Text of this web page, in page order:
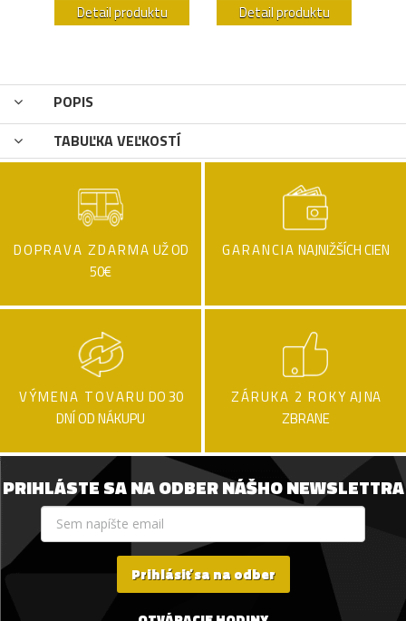
Detail produktu Detail produktu
POPIS
TABUĽKA VEĽKOSTÍ
DOPRAVA ZDARMA UŽ OD
50€
GARANCIA NAJNIŽŠÍCH CIEN
VÝMENA TOVARU DO 30
DNÍ OD NÁKUPU
ZÁRUKA 2 ROKY AJ NA
ZBRANE
PRIHLÁSTE SA NA ODBER NÁŠHO NEWSLETTRA
Prihlásiť sa na odber